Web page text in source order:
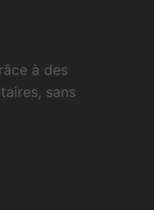
à des
sans